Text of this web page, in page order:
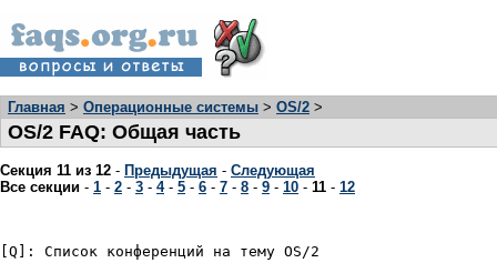
Главная > Операционные системы > OS/2 >
OS/2 FAQ: Общая часть
Секция 11 из 12 - Предыдущая - Следующая
Все секции - 1 - 2 - 3 - 4- 5 - 6 - 7 - 8 - 9 - 10 - 11 - 12
[Q]: Список конференций на тему OS/2